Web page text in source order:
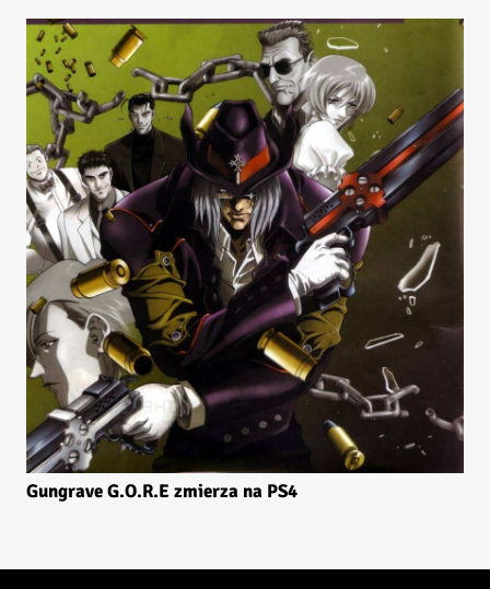
Gungrave G.O.R.E zmierza na PS4